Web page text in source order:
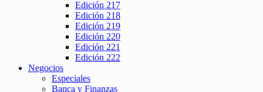
Edición 217
Edición 218
Edición 219
Edición 220
Edición 221
Edición 222
Negocios
Especiales
Banca y Finanzas